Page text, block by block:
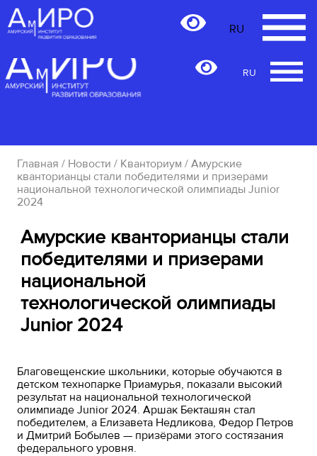
RU
RU
Главная / Новости / Кванториум / Амурские
кванторианцы стали победителями и призерами
национальной технологической олимпиады Junior
2024
Амурские кванторианцы стали
победителями и призерами
национальной
технологической олимпиады
Junior 2024
Благовещенские школьники, которые обучаются в
детском технопарке Приамурья, показали высокий
результат на национальной технологической
олимпиаде Junior 2024. Аршак Бекташян стал
победителем, а Елизавета Недликова, Федор Петров
и Дмитрий Бобылев — призёрами этого состязания
федерального уровня.